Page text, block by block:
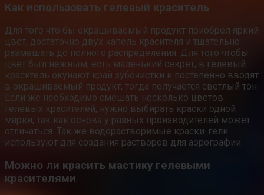
Как использовать гелевый краситель
Для того что бы окрашиваемый продукт приобрёл яркий
цвет, достаточно двух капель красителя и тщательно
размешать до полного распределения. Для того чтобы
цвет был нежным, есть маленький секрет, в гелевый
краситель окунают край зубочистки и постепенно вводят
в окрашиваемый продукт, тогда получается светлый тон.
Если же необходимо смешать несколько цветов
гелевых красителей, нужно выбирать краски одной
марки, так как основа у разных производителей может
отличаться. Так же водорастворимые краски-гели
используют для создания растворов для аэрографии.
Можно ли красить мастику гелевыми
красителями